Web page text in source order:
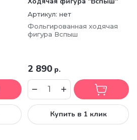
Артикул: нет
Фольгированная ходячая
фигура Вспыш
2 890 р.
Купить в 1 клик